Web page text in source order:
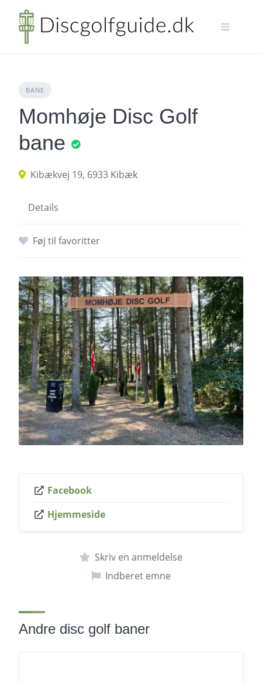
content
BANE
Momhøje Disc Golf
bane
Kibækvej 19, 6933 Kibæk
Details
Føj til favoritter
Facebook
Hjemmeside
Skriv en anmeldelse
Indberet emne
Andre disc golf baner